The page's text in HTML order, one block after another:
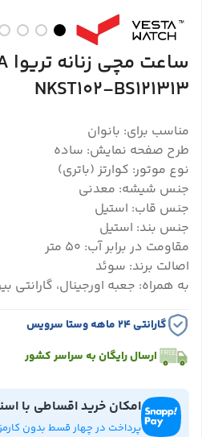
NKST102-BS121313
مناسب برای: بانوان
طرح صفحه نمایش: ساده
نوع موتور: کوارتز (باتری)
جنس شیشه: معدنی
جنس قاب: استیل
جنس بند: استیل
مقاومت در برابر آب: 50 متر
اصالت برند: سوئد
به همراه: جعبه اورجینال، گارانتی
گارانتی ۲۴ ماهه وستا سرویس
ارسال رایگان به سراسر کشور
امکان خرید اقساطی با
پرداخت در چهار قسط بدون